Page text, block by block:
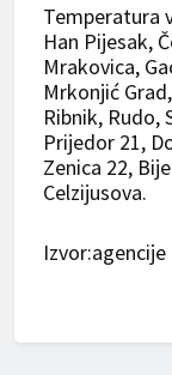
Temperatura
Han Pijesak,
Mrakovica,
Mrkonjić
Ribnik, Rudo,
Prijedor 21,
Zenica 22,
Celzijusova.
Izvor:agencije